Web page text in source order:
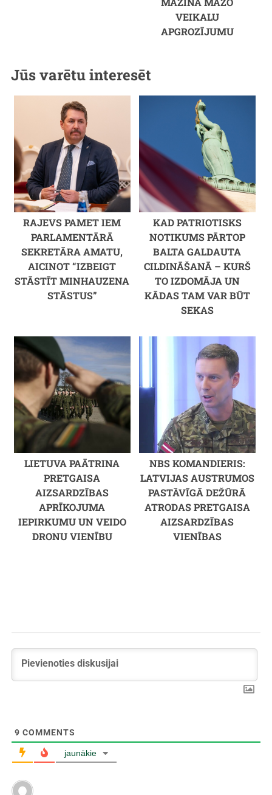
VEIKALU
APGROZĪJUMU
Jūs varētu interesēt
RAJEVS PAMET IEM
PARLAMENTĀRĀ
SEKRETĀRA AMATU,
AICINOT “IZBEIGT
STĀSTĪT MINHAUZENA
STĀSTUS”
KAD PATRIOTISKS
NOTIKUMS PĀRTOP
BALTA GALDAUTA
CILDINĀŠANĀ – KURŠ
TO IZDOMĀJA UN
KĀDAS TAM VAR BŪT
SEKAS
LIETUVA PAĀTRINA
PRETGAISA
AIZSARDZĪBAS
APRĪKOJUMA
IEPIRKUMU UN VEIDO
DRONU VIENĪBU
NBS KOMANDIERIS:
LATVIJAS AUSTRUMOS
PASTĀVĪGĀ DEŽŪRĀ
ATRODAS PRETGAISA
AIZSARDZĪBAS
VIENĪBAS
9 COMMENTS
jaunākie